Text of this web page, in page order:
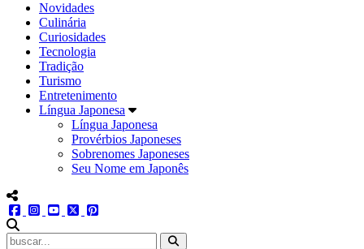
Novidades
Culinária
Curiosidades
Tecnologia
Tradição
Turismo
Entretenimento
Língua Japonesa
Língua Japonesa
Provérbios Japoneses
Sobrenomes Japoneses
Seu Nome em Japonês
menu redes social
facebookinstagram
youtube
twitter